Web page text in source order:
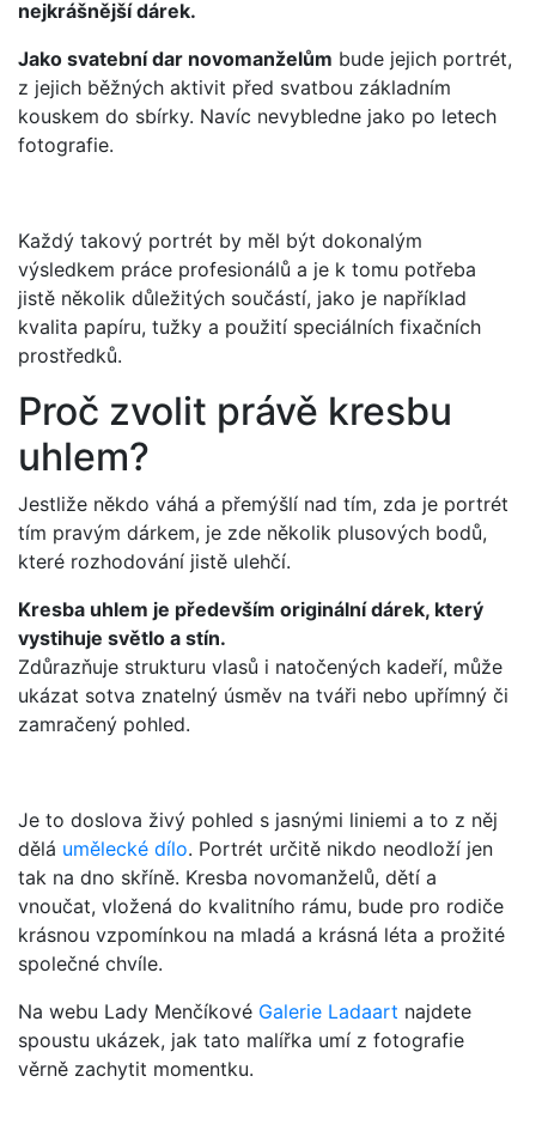
nejkrášnější dárek.
Jako svatební dar novomanželům bude jejich portrét,
z jejich běžných aktivit před svatbou základním
kouskem do sbírky. Navíc nevybledne jako po letech
fotografie.
Každý takový portrét by měl být dokonalým
výsledkem práce profesionálů a je k tomu potřeba
jistě několik důležitých součástí, jako je například
kvalita papíru, tužky a použití speciálních fixačních
prostředků.
Proč zvolit právě kresbu
uhlem?
Jestliže někdo váhá a přemýšlí nad tím, zda je portrét
tím pravým dárkem, je zde několik plusových bodů,
které rozhodování jistě ulehčí.
Kresba uhlem je především originální dárek, který
vystihuje světlo a stín.
Zdůrazňuje strukturu vlasů i natočených kadeří, může
ukázat sotva znatelný úsměv na tváři nebo upřímný či
zamračený pohled.
Je to doslova živý pohled s jasnými liniemi a to z něj
dělá umělecké dílo. Portrét určitě nikdo neodloží jen
tak na dno skříně. Kresba novomanželů, dětí a
vnoučat, vložená do kvalitního rámu, bude pro rodiče
krásnou vzpomínkou na mladá a krásná léta a prožité
společné chvíle.
Na webu Lady Menčíkové Galerie Ladaart najdete
spoustu ukázek, jak tato malířka umí z fotografie
věrně zachytit momentku.